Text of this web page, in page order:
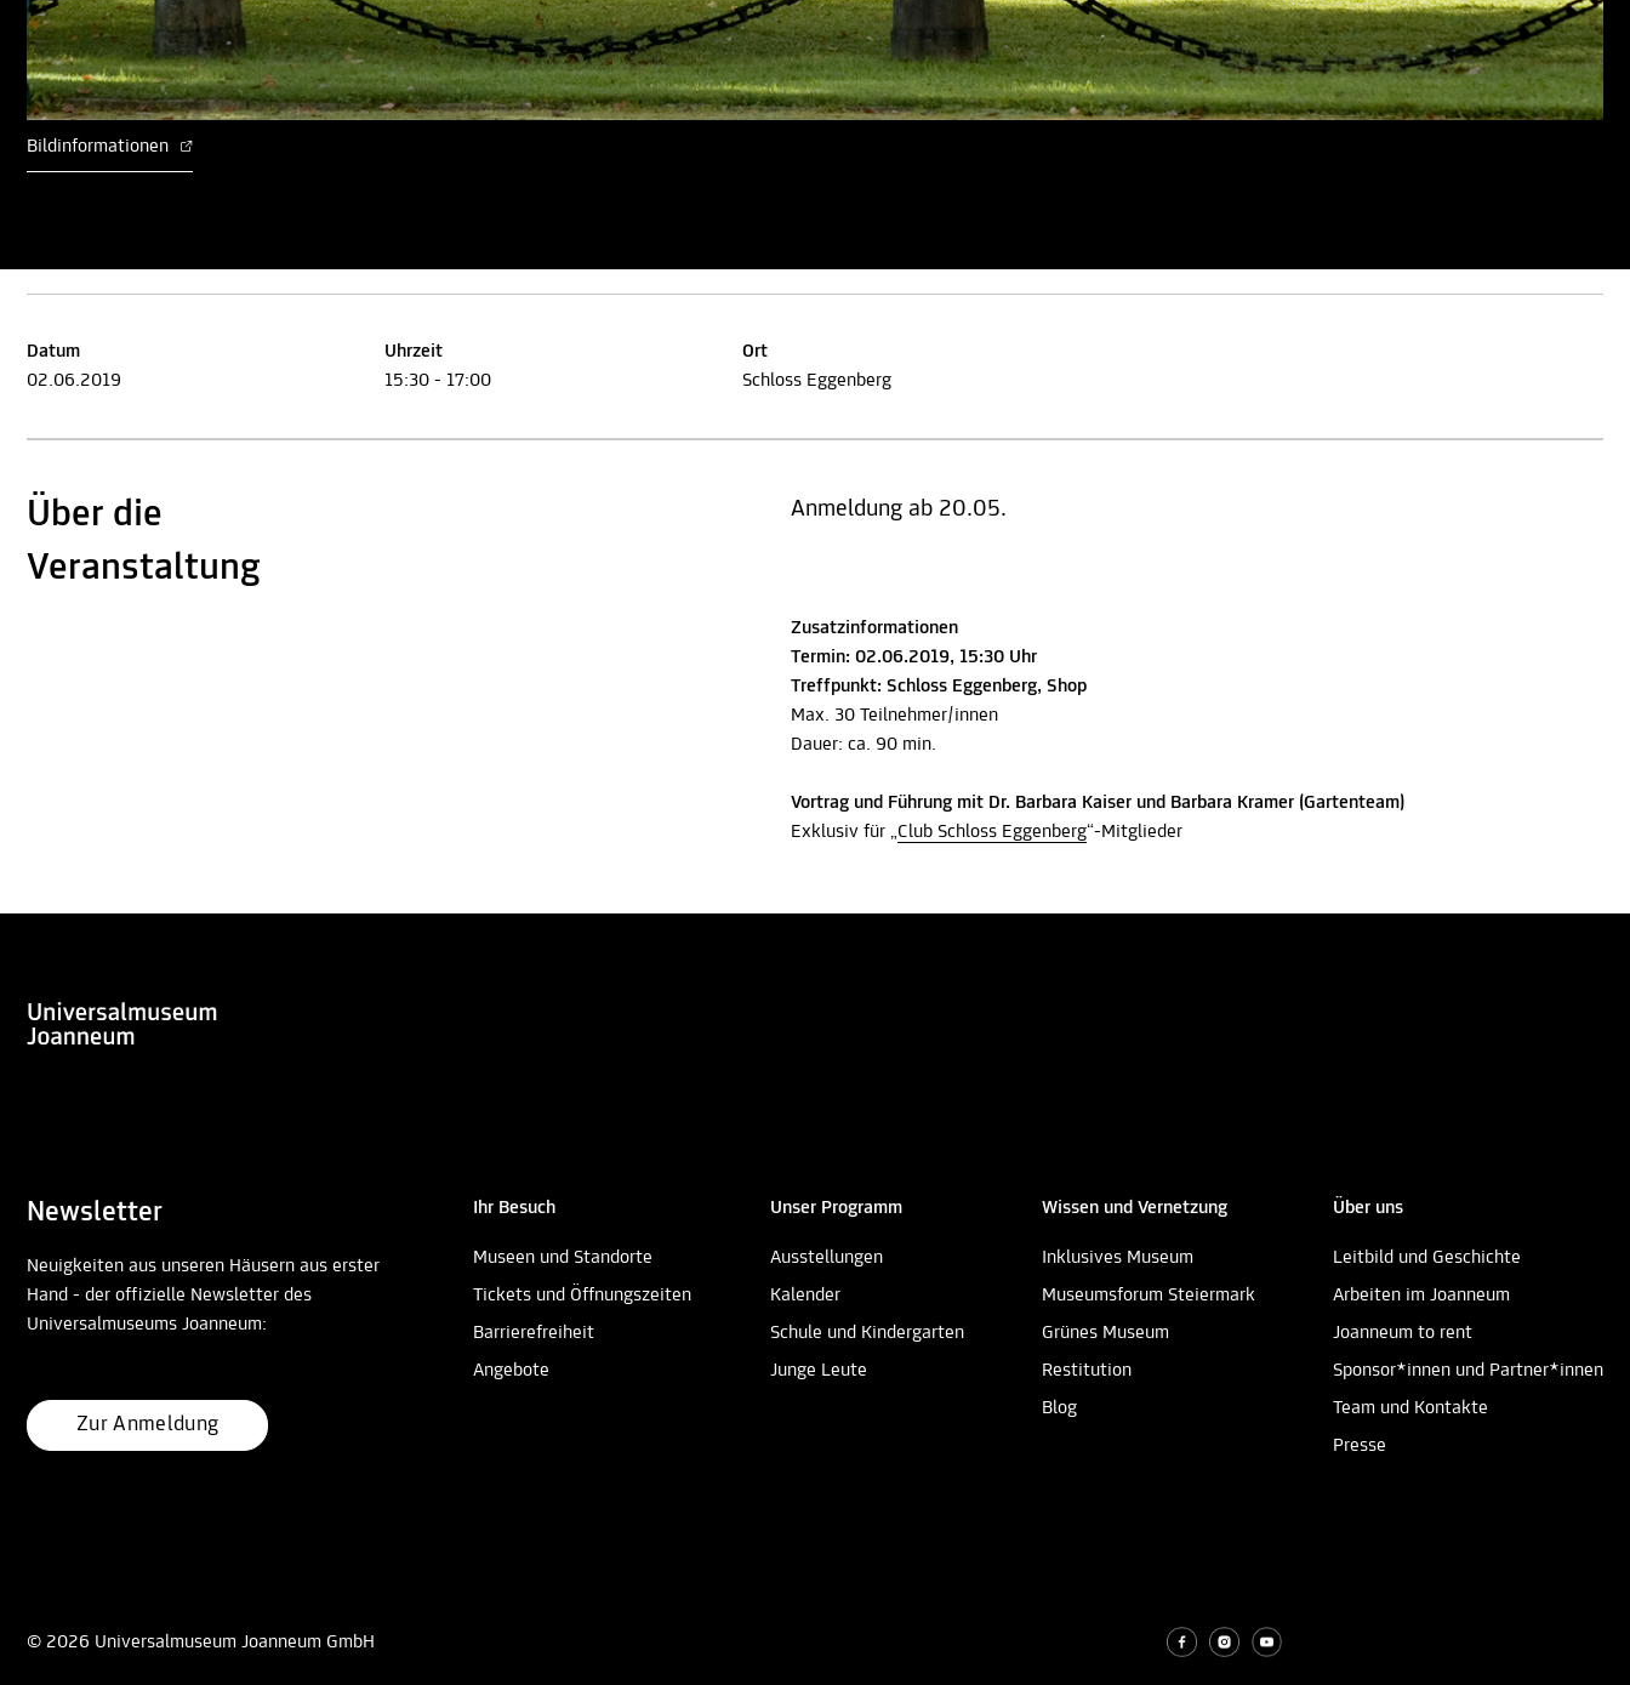
Bildinformationen
Datum
02.06.2019
Uhrzeit
15:30 - 17:00
Ort
Schloss Eggenberg
Über die
Veranstaltung
Anmeldung ab 20.05.
Zusatzinformationen
Termin: 02.06.2019, 15:30 Uhr
Treffpunkt: Schloss Eggenberg, Shop
Max. 30 Teilnehmer/innen
Dauer: ca. 90 min.
Vortrag und Führung mit Dr. Barbara Kaiser und Barbara Kramer (Gartenteam)
Exklusiv für „Club Schloss Eggenberg“-Mitglieder
Newsletter
Neuigkeiten aus unseren Häusern aus erster
Hand - der offizielle Newsletter des
Universalmuseums Joanneum:
Zur Anmeldung
Ihr Besuch
Museen und Standorte
Tickets und Öffnungszeiten
Barrierefreiheit
Angebote
Unser Programm
Ausstellungen
Kalender
Schule und Kindergarten
Junge Leute
Wissen und Vernetzung
Inklusives Museum
Museumsforum Steiermark
Grünes Museum
Restitution
Blog
Über uns
Leitbild und Geschichte
Arbeiten im Joanneum
Joanneum to rent
Sponsor*innen und Partner*innen
Team und Kontakte
Presse
© 2026 Universalmuseum Joanneum GmbH